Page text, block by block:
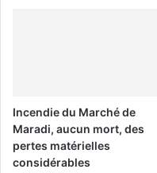
Incendie du Marché de
Maradi, aucun mort, des
pertes matérielles
considérables